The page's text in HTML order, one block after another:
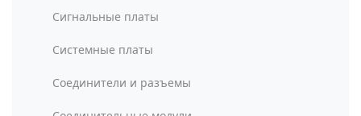
Сигнальные платы
Системные платы
Соединители и разъемы